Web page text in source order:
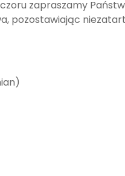
zapraszamy
pozostawiając